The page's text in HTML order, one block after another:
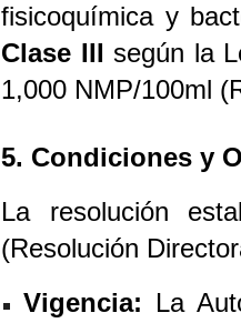
fisicoquímica y
Clase III según la
1,000 NMP/100ml
5. Condiciones y
La resolución
(Resolución
Vigencia: La